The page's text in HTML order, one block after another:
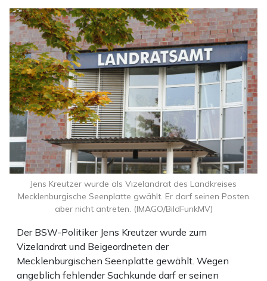
Der BSW-Politiker Jens Kreutzer wurde zum
Vizelandrat und Beigeordneten der
Mecklenburgischen Seenplatte gewählt. Wegen
angeblich fehlender Sachkunde darf er seinen
Jens Kreutzer wurde als Vizelandrat des Landkreises
Mecklenburgische Seenplatte gwählt. Er darf seinen Posten
aber nicht antreten. (IMAGO/BildFunkMV)